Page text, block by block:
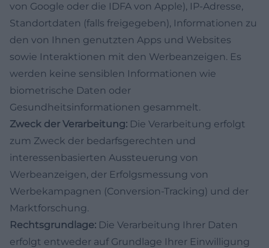
von Google oder die IDFA von Apple), IP-Adresse,
Standortdaten (falls freigegeben), Informationen zu
den von Ihnen genutzten Apps und Websites
sowie Interaktionen mit den Werbeanzeigen. Es
werden keine sensiblen Informationen wie
biometrische Daten oder
Gesundheitsinformationen gesammelt.
Zweck der Verarbeitung: Die Verarbeitung erfolgt
zum Zweck der bedarfsgerechten und
interessenbasierten Aussteuerung von
Werbeanzeigen, der Erfolgsmessung von
Werbekampagnen (Conversion-Tracking) und der
Marktforschung.
Rechtsgrundlage: Die Verarbeitung Ihrer Daten
erfolgt entweder auf Grundlage Ihrer Einwilligung